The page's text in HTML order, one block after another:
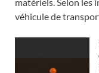
véhicule de